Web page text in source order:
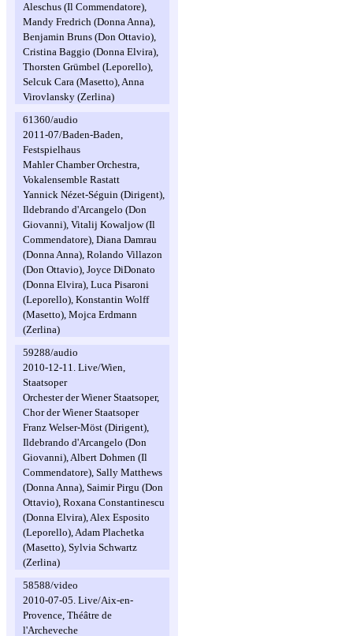
Aleschus (Il Commendatore),
Mandy Fredrich (Donna Anna),
Benjamin Bruns (Don Ottavio),
Cristina Baggio (Donna Elvira),
Thorsten Grümbel (Leporello),
Selcuk Cara (Masetto), Anna
Virovlansky (Zerlina)
61360/audio
2011-07/Baden-Baden,
Festspielhaus
Mahler Chamber Orchestra,
Vokalensemble Rastatt
Yannick Nézet-Séguin (Dirigent),
Ildebrando d'Arcangelo (Don
Giovanni), Vitalij Kowaljow (Il
Commendatore), Diana Damrau
(Donna Anna), Rolando Villazon
(Don Ottavio), Joyce DiDonato
(Donna Elvira), Luca Pisaroni
(Leporello), Konstantin Wolff
(Masetto), Mojca Erdmann
(Zerlina)
59288/audio
2010-12-11. Live/Wien,
Staatsoper
Orchester der Wiener Staatsoper,
Chor der Wiener Staatsoper
Franz Welser-Möst (Dirigent),
Ildebrando d'Arcangelo (Don
Giovanni), Albert Dohmen (Il
Commendatore), Sally Matthews
(Donna Anna), Saimir Pirgu (Don
Ottavio), Roxana Constantinescu
(Donna Elvira), Alex Esposito
(Leporello), Adam Plachetka
(Masetto), Sylvia Schwartz
(Zerlina)
58588/video
2010-07-05. Live/Aix-en-
Provence, Théâtre de
l'Archeveche